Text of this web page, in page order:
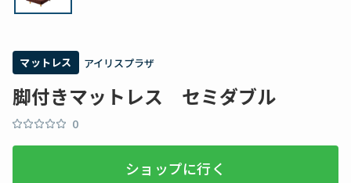
マットレス アイリスプラザ
脚付きマットレス セミダブル
0
ショップに行く